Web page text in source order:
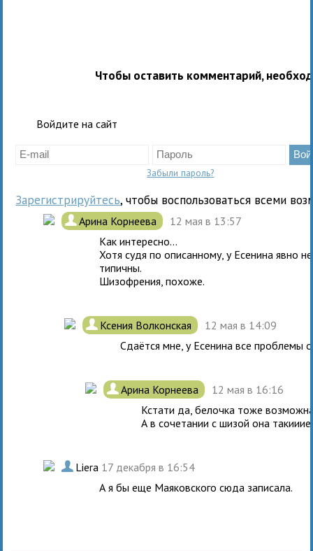
Чтобы оставить комментарий,
Войдите на сайт
Забыли пароль?
Зарегистрируйтесь, чтобы воспользоваться всеми
. Арина Корнеева
12 мая в 13:57
Как интересно...
Хотя судя по описанному, у Есенина явно
типичны.
Шизофрения, похоже.
. Ксения Волконская
12 мая в 14:09
Сдаётся мне, у Есенина все проблемы
. Арина Корнеева
12 мая в 16:16
Кстати да, белочка тоже
А в сочетании с шизой она
. Liera 17 декабря в 16:54
А я бы еще Маяковского сюда записала.